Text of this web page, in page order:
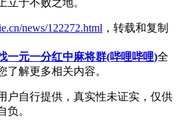
立于不败之地。
news/122272.html ，转载和复制
一元一分红中麻将群(哔哩哔哩)全
了解更多相关内容。
户自行提供，真实性未证实，仅供
负。